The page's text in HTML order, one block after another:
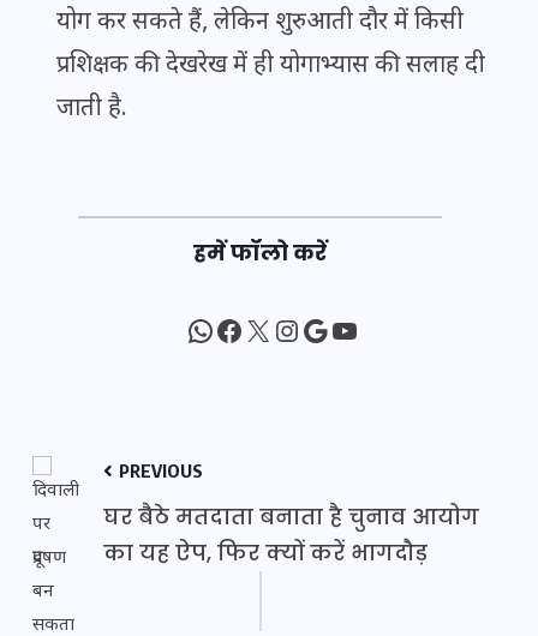
योग कर सकते हैं, लेकिन शुरुआती दौर में किसी
प्रशिक्षक की देखरेख में ही योगाभ्यास की सलाह दी
जाती है.
हमें फॉलो करें
WhatsApp
Facebook
X Instagram
Google
YouTube
PREVIOUS
घर बैठे मतदाता बनाता है चुनाव आयोग
का यह ऐप, फिर क्यों करें भागदौड़